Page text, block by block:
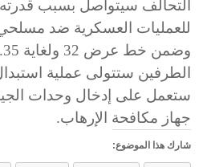
التحالف سيتواصل بسبب قدرته
للعمليات العسكرية ضد
الطرفين ستتولى عملية
ستعمل على إدخال وحدات
جهاز مكافحة الإرهاب.
شارك هذا الموضوع: